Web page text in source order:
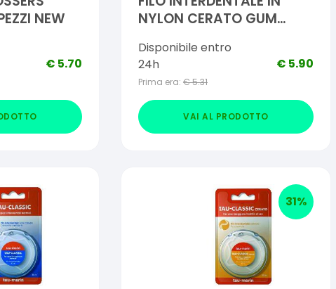
NEW
€ 5.70
NYLON CERATO GUM
Disponibile entro
24h
Prima era: €5.31
€ 5.90
VAI AL PRODOTTO
31%